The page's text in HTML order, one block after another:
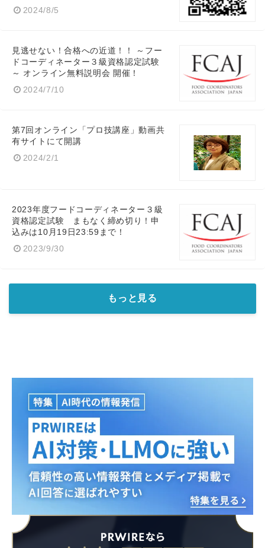
2024/8/5
見逃せない！合格への近道！！ ～フー
ドコーディネーター３級資格認定試験
～ オンライン無料説明会 開催！
2024/7/10
第7回オンライン「プロ技講座」動画共
有サイトにて開講
2024/2/1
2023年度フードコーディネーター３級
資格認定試験 まもなく締め切り！申
込みは10月19日23:59まで！
2023/9/30
もっと見る